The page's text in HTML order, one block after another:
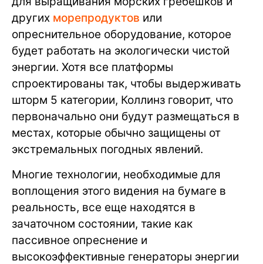
других морепродуктов или
опреснительное оборудование, которое
будет работать на экологически чистой
энергии. Хотя все платформы
спроектированы так, чтобы выдерживать
шторм 5 категории, Коллинз говорит, что
первоначально они будут размещаться в
местах, которые обычно защищены от
экстремальных погодных явлений.
Многие технологии, необходимые для
воплощения этого видения на бумаге в
реальность, все еще находятся в
зачаточном состоянии, такие как
пассивное опреснение и
высокоэффективные генераторы энергии